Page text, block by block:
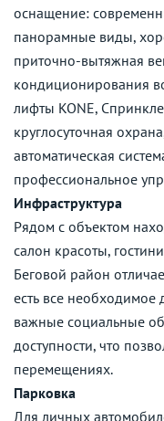
оснащение:
панорамные виды,
приточно-вытяжная
кондиционирования
лифты KONE,
круглосуточная
автоматическая
профессиональное
Инфраструктура
Рядом с объектом
салон красоты,
Беговой район
есть все необходимое
важные социальные
доступности, что
перемещениях.
Парковка
Для личных